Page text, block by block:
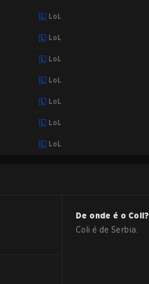
LoL
LoL
LoL
LoL
LoL
LoL
LoL
De onde é o Coli?
Coli é deSerbia